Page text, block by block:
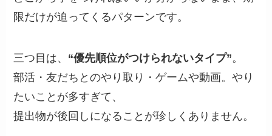
限だけが迫ってくるパターンです。
三つ目は、 “優先順位がつけられないタイプ”。
部活・友だちとのやり取り・ゲームや動画。やり
たいことが多すぎて、
提出物が後回しになることが珍しくありません。